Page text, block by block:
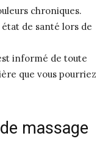
chroniques.
de santé lors de
informé de toute
que vous pourriez
massage